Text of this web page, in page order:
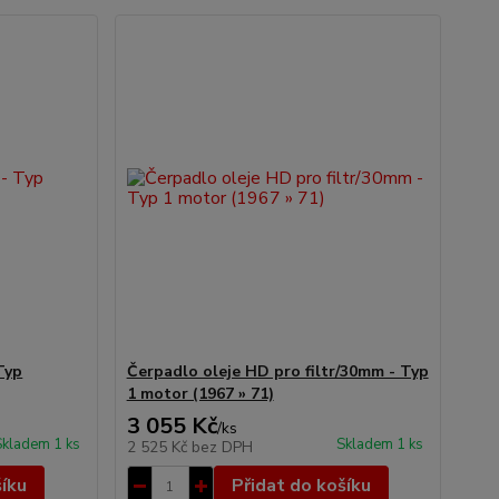
1 ks
Čerpadlo oleje HD pro filtr/30mm - Typ
1 motor (1967 » 71)
3 055 Kč/ks
2 525 Kč bez DPH Skladem 1 ks
Přidat do košíku